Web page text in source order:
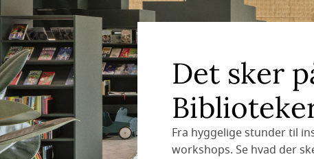
Det sker
Fra hyggelige stunder til
workshops. Se hvad der